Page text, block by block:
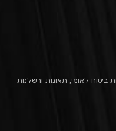
ביטוח לאומי, תאונות ורשלנות